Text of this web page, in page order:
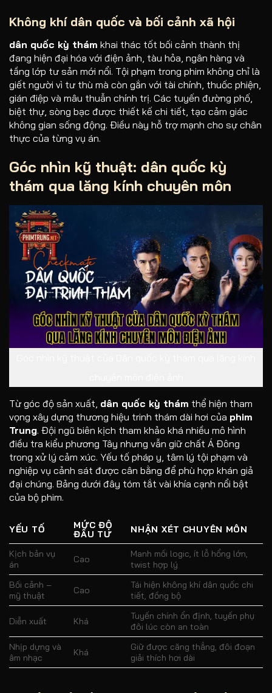
Không khí dân quốc và bối cảnh xã hội
dân quốc kỳ thám khai thác tốt bối cảnh thành thị
đang hiện đại hóa với điện ảnh, tàu hỏa, ngân hàng và
tầng lớp tư sản mới nổi. Tội phạm trong phim không chỉ là
giết người vì tư thù mà còn gắn với tài chính, thuốc phiện,
gián điệp và mâu thuẫn chính trị. Các tuyến đường phố,
biệt thự, sòng bạc được thiết kế chi tiết, tạo cảm giác
không gian sống động. Điều này hỗ trợ mạnh cho sự chân
thực của từng vụ án.
Góc nhìn kỹ thuật: dân quốc kỳ
thám qua lăng kính chuyên môn
Từ góc độ sản xuất, dân quốc kỳ thám thể hiện tham
vọng xây dựng thương hiệu trinh thám dài hơi của phim
Trung. Đội ngũ biên kịch tham khảo khá nhiều mô hình
điều tra kiểu phương Tây nhưng vẫn giữ chất Á Đông
trong xử lý cảm xúc. Yếu tố pháp y, tâm lý tội phạm và
nghiệp vụ cảnh sát được cân bằng để phù hợp khán giả
đại chúng. Bảng dưới đây tóm tắt vài khía cạnh nổi bật
của bộ phim.
YẾU TỐ
MỨC ĐỘ
ĐẦU TƯ
NHẬN XÉT CHUYÊN MÔN
Kịch bản vụ
án
Cao
Manh mối logic, ít lỗ hổng lớn,
twist hợp lý
Bối cảnh –
mỹ thuật
Cao
Tái hiện không khí dân quốc chi
tiết, đồng bộ
Diễn xuất Khá
Tuyến chính ổn định, tuyến phụ
đôi lúc còn an toàn
Nhịp dựng và
âm nhạc
Khá
Giữ được căng thẳng, đôi đoạn
giải thích hơi dài